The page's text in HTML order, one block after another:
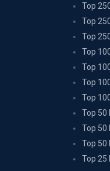
Top
Top
Top
Top
Top
Top
Top
Top 50
Top 50
Top 50
Top 25